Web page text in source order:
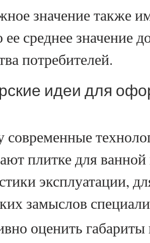
значение также
среднее значение
потребителей.
идеи для
современные
плитке для
эксплуатации,
замыслов
оценить